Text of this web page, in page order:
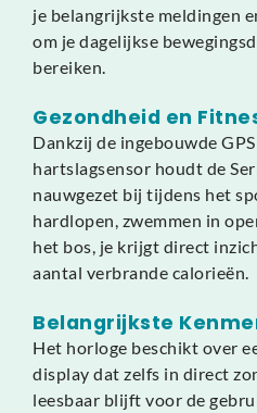
je belangrijkste meldingen
om je dagelijkse
bereiken.
Gezondheid en
Dankzij de ingebouwde
hartslagsensor houdt de
nauwgezet bij tijdens het
hardlopen, zwemmen in
het bos, je krijgt direct
aantal verbrande calorieën.
Belangrijkste
Het horloge beschikt over
display dat zelfs in direct
leesbaar blijft voor de